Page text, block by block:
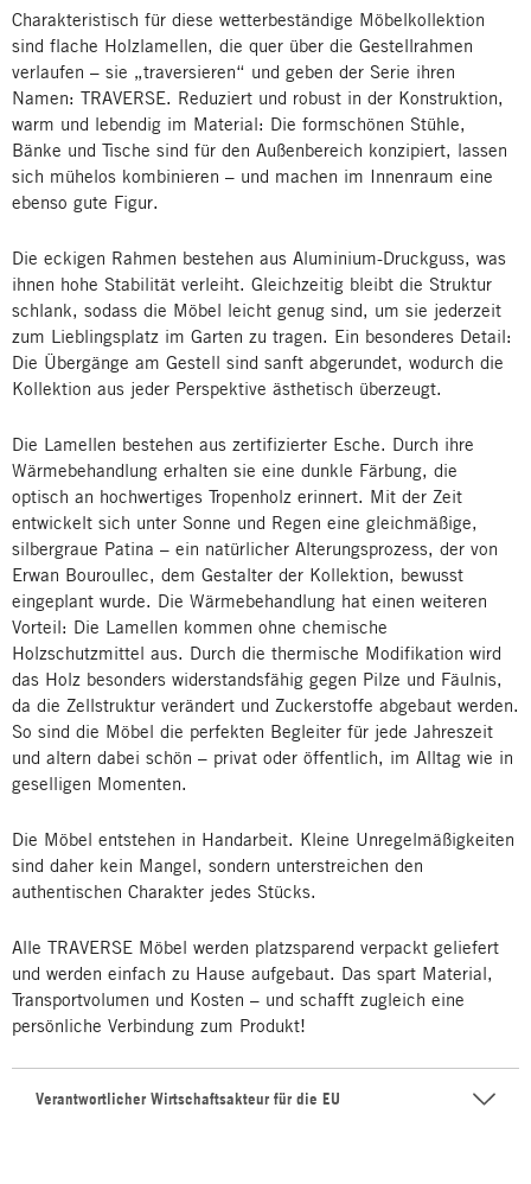
Charakteristisch für diese wetterbeständige Möbelkollektion
sind flache Holzlamellen, die quer über die Gestellrahmen
verlaufen – sie „traversieren“ und geben der Serie ihren
Namen: TRAVERSE. Reduziert und robust in der Konstruktion,
warm und lebendig im Material: Die formschönen Stühle,
Bänke und Tische sind für den Außenbereich konzipiert, lassen
sich mühelos kombinieren – und machen im Innenraum eine
ebenso gute Figur.
Die eckigen Rahmen bestehen aus Aluminium-Druckguss, was
ihnen hohe Stabilität verleiht. Gleichzeitig bleibt die Struktur
schlank, sodass die Möbel leicht genug sind, um sie jederzeit
zum Lieblingsplatz im Garten zu tragen. Ein besonderes Detail:
Die Übergänge am Gestell sind sanft abgerundet, wodurch die
Kollektion aus jeder Perspektive ästhetisch überzeugt.
Die Lamellen bestehen aus zertifizierter Esche. Durch ihre
Wärmebehandlung erhalten sie eine dunkle Färbung, die
optisch an hochwertiges Tropenholz erinnert. Mit der Zeit
entwickelt sich unter Sonne und Regen eine gleichmäßige,
silbergraue Patina – ein natürlicher Alterungsprozess, der von
Erwan Bouroullec, dem Gestalter der Kollektion, bewusst
eingeplant wurde. Die Wärmebehandlung hat einen weiteren
Vorteil: Die Lamellen kommen ohne chemische
Holzschutzmittel aus. Durch die thermische Modifikation wird
das Holz besonders widerstandsfähig gegen Pilze und Fäulnis,
da die Zellstruktur verändert und Zuckerstoffe abgebaut werden.
So sind die Möbel die perfekten Begleiter für jede Jahreszeit
und altern dabei schön – privat oder öffentlich, im Alltag wie in
geselligen Momenten.
Die Möbel entstehen in Handarbeit. Kleine Unregelmäßigkeiten
sind daher kein Mangel, sondern unterstreichen den
authentischen Charakter jedes Stücks.
Alle TRAVERSE Möbel werden platzsparend verpackt geliefert
und werden einfach zu Hause aufgebaut. Das spart Material,
Transportvolumen und Kosten – und schafft zugleich eine
persönliche Verbindung zum Produkt!
Verantwortlicher Wirtschaftsakteur für die EU